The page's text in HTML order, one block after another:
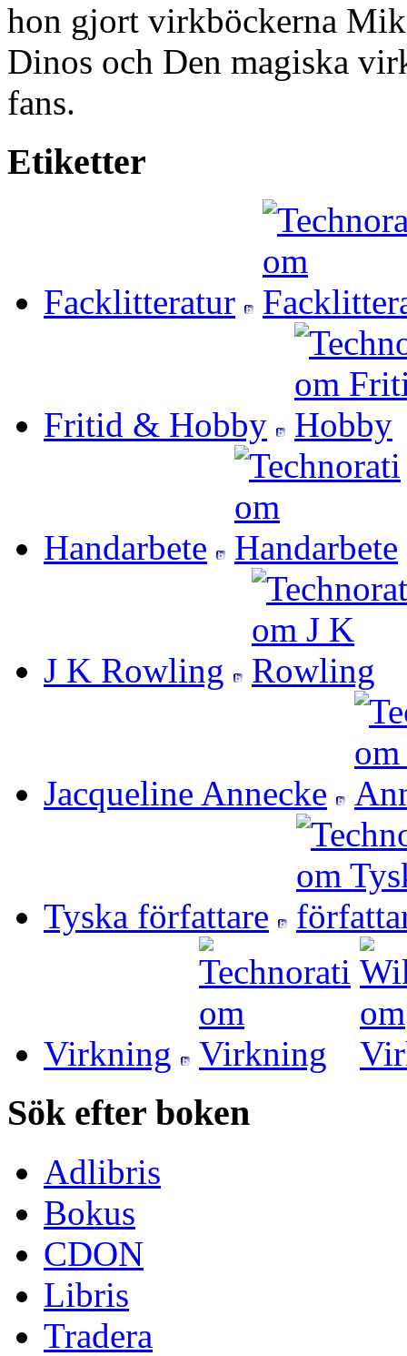
hon gjort virkböckerna
Dinos och Den magiska
fans.
Etiketter
Facklitteratur
Fritid & Hobby
Handarbete
J K Rowling
Jacqueline Annecke
Tyska författare
Virkning
Sök efter boken
Adlibris
Bokus
CDON
Libris
Tradera